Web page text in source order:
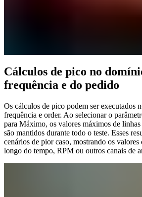
Cálculos de pico no
frequência e do pedido
Os cálculos de pico podem ser executados
frequência e order. Ao selecionar o
para Máximo, os valores máximos de
são mantidos durante todo o teste. Esses
cenários de pior caso, mostrando os
longo do tempo, RPM ou outros canais de